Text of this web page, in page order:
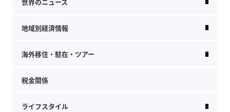
地域別経済情報
海外移住・駐在・ツアー
税金関係
ライフスタイル